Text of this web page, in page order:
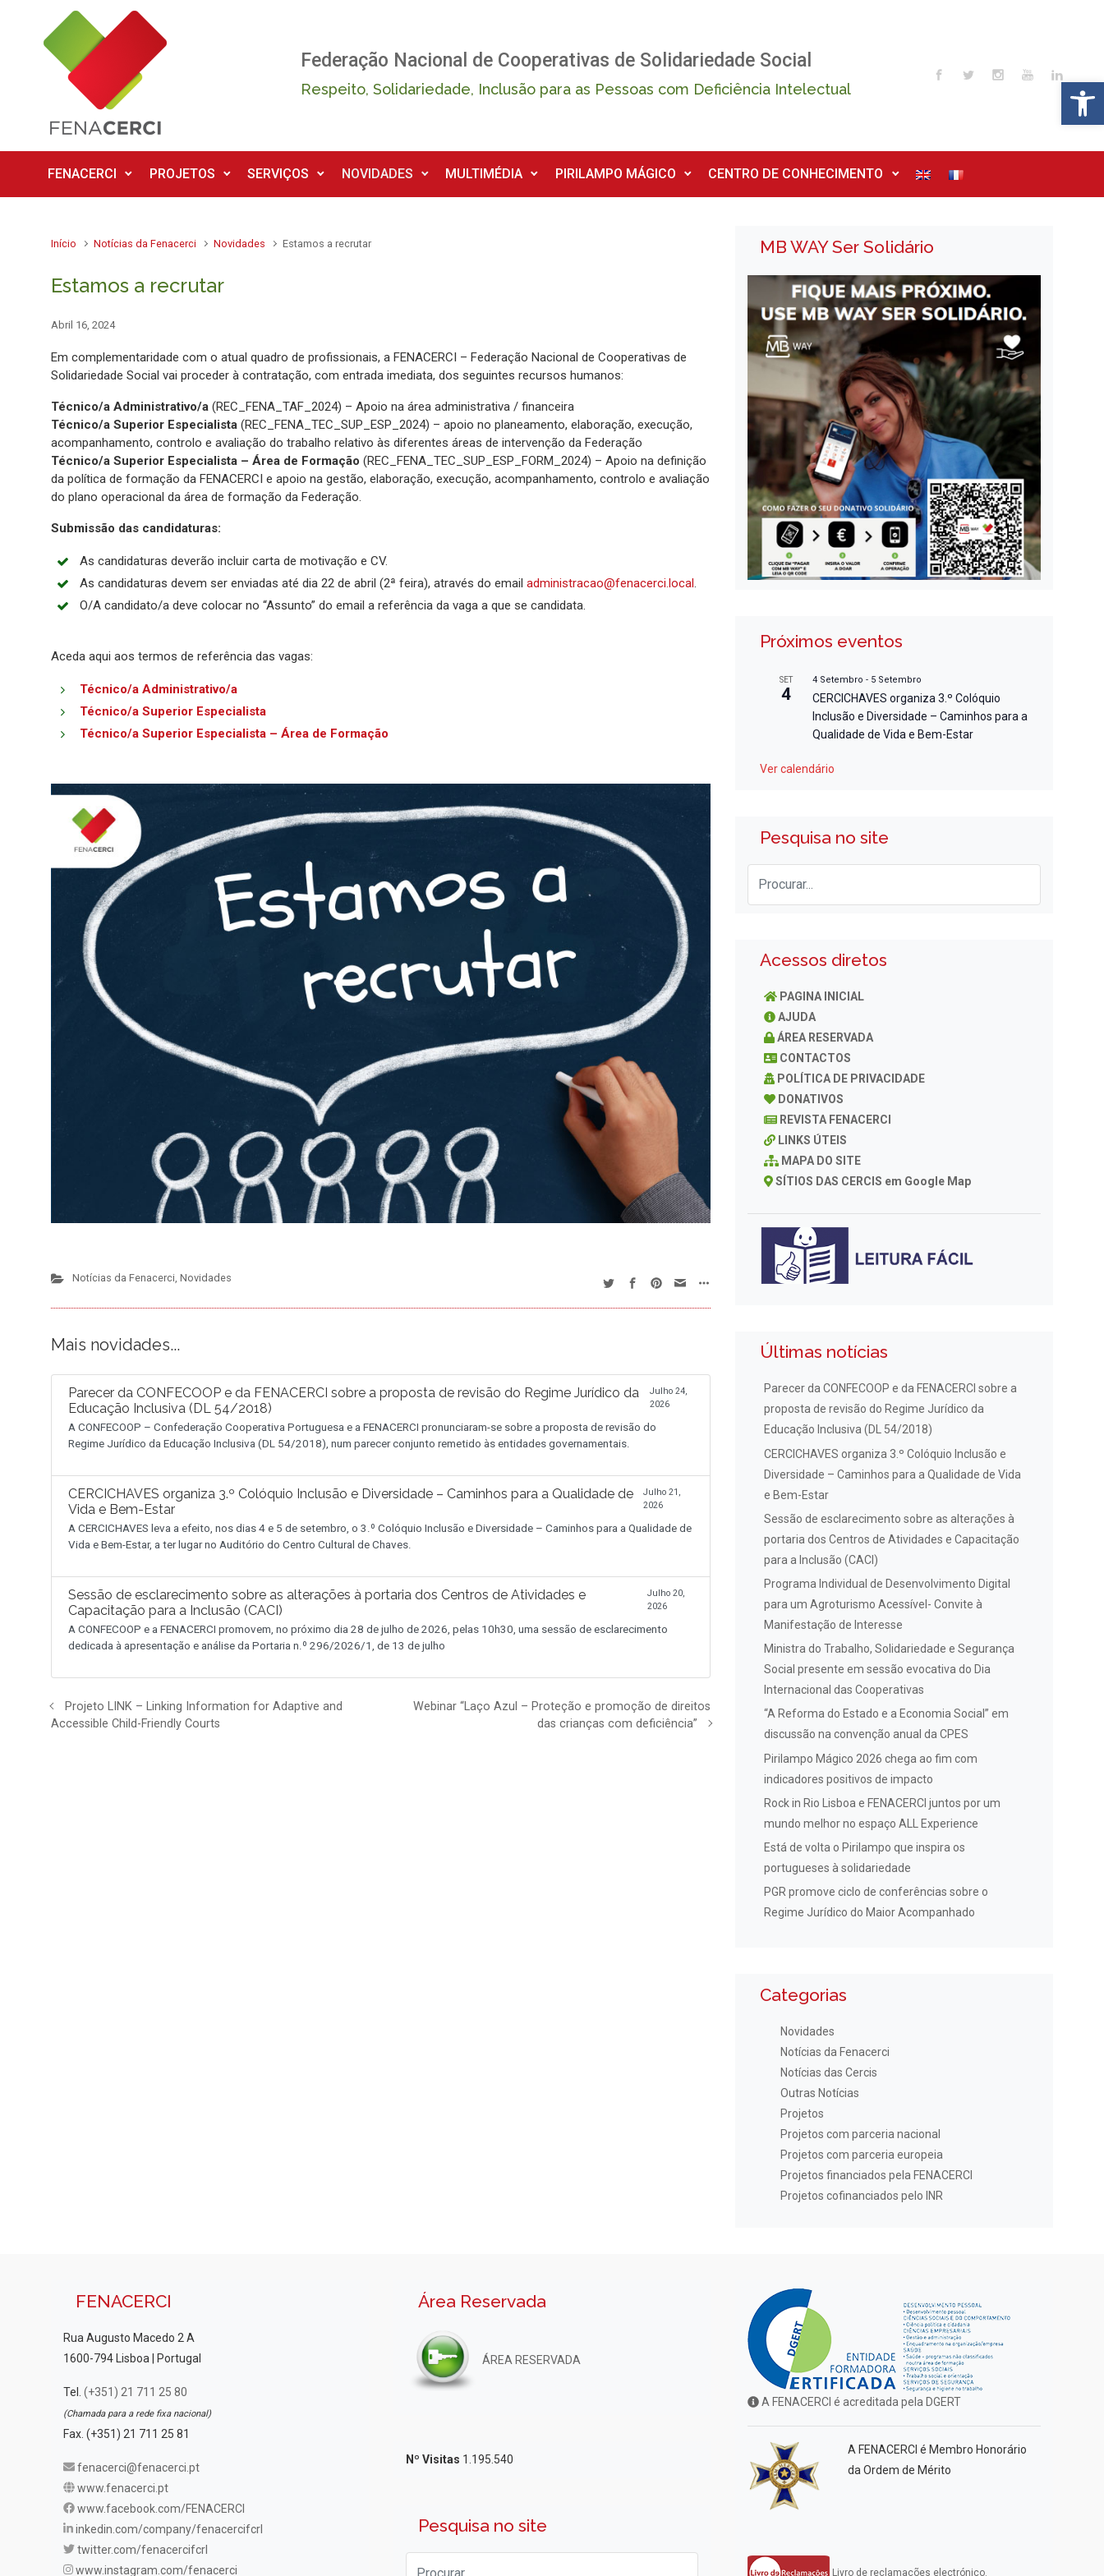
Skip to main content
Federação Nacional de Cooperativas de Solidariedade Social
Respeito, Solidariedade, Inclusão para as Pessoas com Deficiência Intelectual
FENACERCI PROJETOS SERVIÇOS NOVIDADES MULTIMÉDIA PIRILAMPO MÁGICO CENTRO DE CONHECIMENTO
Início Notícias da Fenacerci Novidades Estamos a recrutar
Estamos a recrutar
Abril 16, 2024
Em complementaridade com o atual quadro de profissionais, a FENACERCI – Federação Nacional de Cooperativas de
Solidariedade Social vai proceder à contratação, com entrada imediata, dos seguintes recursos humanos:
Técnico/a Administrativo/a (REC_FENA_TAF_2024) – Apoio na área administrativa / financeira
Técnico/a Superior Especialista (REC_FENA_TEC_SUP_ESP_2024) – apoio no planeamento, elaboração, execução,
acompanhamento, controlo e avaliação do trabalho relativo às diferentes áreas de intervenção da Federação
Técnico/a Superior Especialista – Área de Formação (REC_FENA_TEC_SUP_ESP_FORM_2024) – Apoio na definição
da política de formação da FENACERCI e apoio na gestão, elaboração, execução, acompanhamento, controlo e avaliação
do plano operacional da área de formação da Federação.
Submissão das candidaturas:
As candidaturas deverão incluir carta de motivação e CV.
As candidaturas devem ser enviadas até dia 22 de abril (2ª feira), através do email administracao@fenacerci.local.
O/A candidato/a deve colocar no “Assunto” do email a referência da vaga a que se candidata.
Aceda aqui aos termos de referência das vagas:
Técnico/a Administrativo/a
Técnico/a Superior Especialista
Técnico/a Superior Especialista – Área de Formação
Notícias da Fenacerci, Novidades
Mais novidades...
Parecer da CONFECOOP e da FENACERCI sobre a proposta de revisão do Regime Jurídico da
Educação Inclusiva (DL 54/2018)
Julho 24,
2026
A CONFECOOP – Confederação Cooperativa Portuguesa e a FENACERCI pronunciaram-se sobre a proposta de revisão do
Regime Jurídico da Educação Inclusiva (DL 54/2018), num parecer conjunto remetido às entidades governamentais.
CERCICHAVES organiza 3.º Colóquio Inclusão e Diversidade – Caminhos para a Qualidade de
Vida e Bem-Estar
Julho 21,
2026
A CERCICHAVES leva a efeito, nos dias 4 e 5 de setembro, o 3.º Colóquio Inclusão e Diversidade – Caminhos para a Qualidade de
Vida e Bem-Estar, a ter lugar no Auditório do Centro Cultural de Chaves.
Sessão de esclarecimento sobre as alterações à portaria dos Centros de Atividades e
Capacitação para a Inclusão (CACI)
Julho 20,
2026
A CONFECOOP e a FENACERCI promovem, no próximo dia 28 de julho de 2026, pelas 10h30, uma sessão de esclarecimento
dedicada à apresentação e análise da Portaria n.º 296/2026/1, de 13 de julho
Projeto LINK – Linking Information for Adaptive and
Accessible Child-Friendly Courts
Webinar “Laço Azul – Proteção e promoção de direitos
das crianças com deficiência”
MB WAY Ser Solidário
Próximos eventos
SET
4
4 Setembro - 5 Setembro
CERCICHAVES organiza 3.º Colóquio
Inclusão e Diversidade – Caminhos para a
Qualidade de Vida e Bem-Estar
Ver calendário
Pesquisa no site
Acessos diretos
PAGINA INICIAL
AJUDA
ÁREA RESERVADA
CONTACTOS
POLÍTICA DE PRIVACIDADE
DONATIVOS
REVISTA FENACERCI
LINKS ÚTEIS
MAPA DO SITE
SÍTIOS DAS CERCIS em Google Map
Últimas notícias
Parecer da CONFECOOP e da FENACERCI sobre a
proposta de revisão do Regime Jurídico da
Educação Inclusiva (DL 54/2018)
CERCICHAVES organiza 3.º Colóquio Inclusão e
Diversidade – Caminhos para a Qualidade de Vida
e Bem-Estar
Sessão de esclarecimento sobre as alterações à
portaria dos Centros de Atividades e Capacitação
para a Inclusão (CACI)
Programa Individual de Desenvolvimento Digital
para um Agroturismo Acessível- Convite à
Manifestação de Interesse
Ministra do Trabalho, Solidariedade e Segurança
Social presente em sessão evocativa do Dia
Internacional das Cooperativas
“A Reforma do Estado e a Economia Social” em
discussão na convenção anual da CPES
Pirilampo Mágico 2026 chega ao fim com
indicadores positivos de impacto
Rock in Rio Lisboa e FENACERCI juntos por um
mundo melhor no espaço ALL Experience
Está de volta o Pirilampo que inspira os
portugueses à solidariedade
PGR promove ciclo de conferências sobre o
Regime Jurídico do Maior Acompanhado
Categorias
Novidades
Notícias da Fenacerci
Notícias das Cercis
Outras Notícias
Projetos
Projetos com parceria nacional
Projetos com parceria europeia
Projetos financiados pela FENACERCI
Projetos cofinanciados pelo INR
FENACERCI
Rua Augusto Macedo 2 A
1600-794 Lisboa | Portugal
Tel. (+351) 21 711 25 80
(Chamada para a rede fixa nacional)
Fax. (+351) 21 711 25 81
fenacerci@fenacerci.pt
www.fenacerci.pt
www.facebook.com/FENACERCI
inkedin.com/company/fenacercifcrl
twitter.com/fenacercifcrl
www.instagram.com/fenacerci
Área Reservada
ÁREA RESERVADA
Nº Visitas 1.195.540
Pesquisa no site
A FENACERCI é acreditada pela DGERT
A FENACERCI é Membro Honorário
da Ordem de Mérito
Livro de reclamações electrónico.